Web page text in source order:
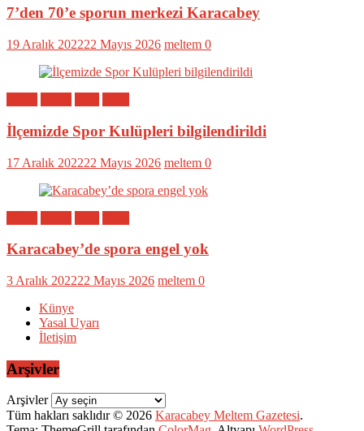
7’den 70’e sporun merkezi Karacabey
19 Aralık 202222 Mayıs 2026 meltem 0
İlçemizde Spor Kulüpleri bilgilendirildi
17 Aralık 202222 Mayıs 2026 meltem 0
Karacabey’de spora engel yok
3 Aralık 202222 Mayıs 2026 meltem 0
Künye
Yasal Uyarı
İletişim
Arşivler
Arşivler
Tüm hakları saklıdır © 2026 Karacabey Meltem Gazetesi.